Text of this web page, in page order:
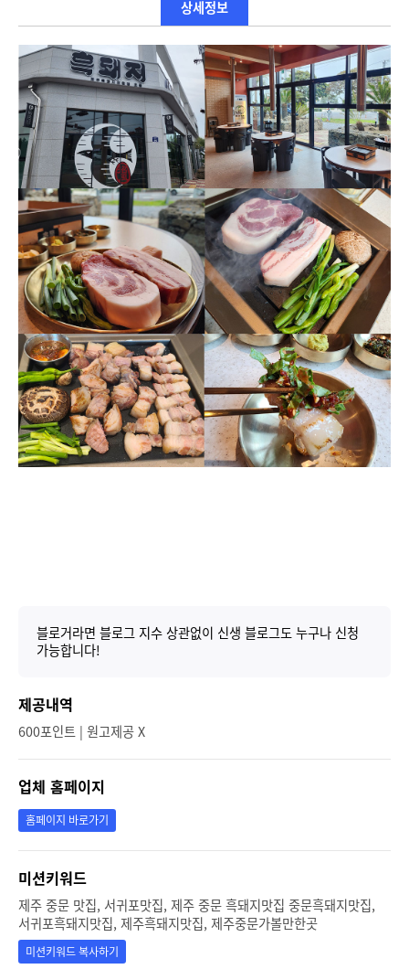
상세정보
블로거라면 블로그 지수 상관없이 신생 블로그도 누구나 신청
가능합니다!
제공내역
600포인트 | 원고제공 X
업체 홈페이지
홈페이지 바로가기
미션키워드
제주 중문 맛집, 서귀포맛집, 제주 중문 흑돼지맛집 중문흑돼지맛집,
서귀포흑돼지맛집, 제주흑돼지맛집, 제주중문가볼만한곳
미션키워드 복사하기